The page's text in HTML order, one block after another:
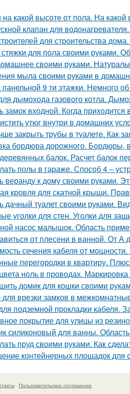
на какой высоте от пола. На
клапан для
для строительства
для пола своими руками.
своими руками.
мыла своими руками в
9 ти этажки. Немного
дымохода газового котла.
замок входной. Когда приходится
утюг внутри в домашних
закрыть трубы в туалете. Как
бордюра дорожного. Бордюры,
балок. Расчет балок
полы в гараже. Способ 4 –
веранду к дому своими руками.
кровля для скатной крыши.
дачный туалет своими руками.
уголки для стен. Уголки для
насос малышок. Область
от плесени в ванной. От
сечения кабеля от мощности.
перегородки в квартиру.
ноль в проводах.
домик для кошки своими
врезки замков в
подземной прокладки кабеля.
покрытие для улицы из
силиконовый для ванны.
пруд своими руками. Как
контейнерных площадок для
Пользовательское соглашение